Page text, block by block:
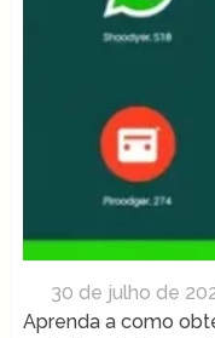
30 de julho de
Aprenda a como